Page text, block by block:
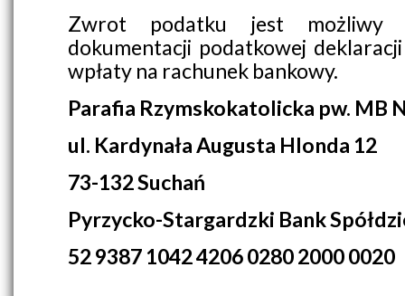
Zwrot podatku jest możliwy
dokumentacji podatkowej
wpłaty na rachunek bankowy.
Parafia Rzymskokatolicka pw. MB
ul. Kardynała Augusta Hlonda 12
73-132 Suchań
Pyrzycko-Stargardzki Bank
52 9387 1042 4206 0280 2000 0020